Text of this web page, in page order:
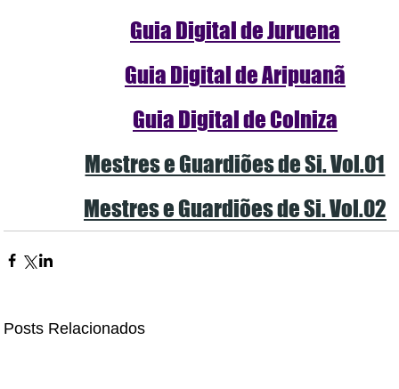
Guia Digital de Juruena
Guia Digital de Aripuanã
Guia Digital de Colniza
Mestres e Guardiões de Si. Vol.01
Mestres e Guardiões de Si. Vol.02
Posts Relacionados